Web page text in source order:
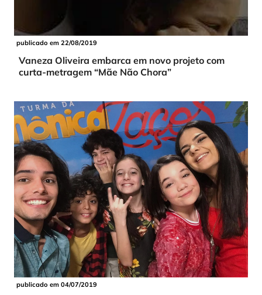
publicado em 22/08/2019
Vaneza Oliveira embarca em novo projeto com
curta-metragem “Mãe Não Chora”
publicado em 04/07/2019